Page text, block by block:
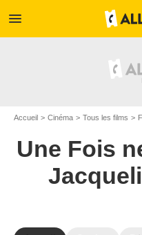
menu
Accueil Cinéma Tous les films
Une Fois